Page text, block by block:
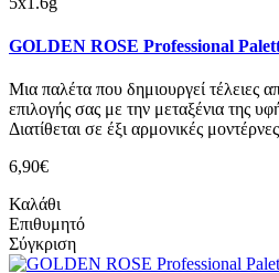
GOLDEN ROSE Professional
Μια παλέτα που δημιουργεί τέλειες
επιλογής σας με την μεταξένια της
Διατίθεται σε έξι αρμονικές
6,90€
Καλάθι
Επιθυμητό
Σύγκριση